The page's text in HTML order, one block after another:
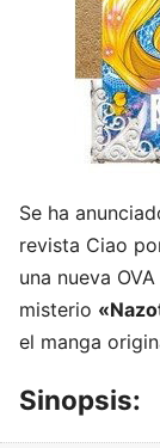
Se ha
revista Ciao
una nueva
misterio
el manga
Sinopsis: